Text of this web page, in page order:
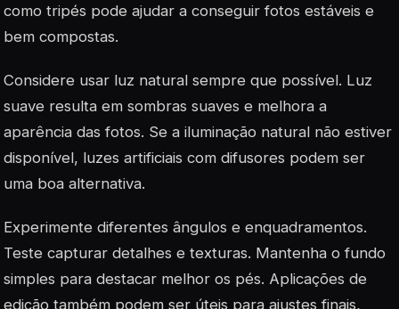
como tripés pode ajudar a conseguir fotos estáveis e
bem compostas.
Considere usar luz natural sempre que possível. Luz
suave resulta em sombras suaves e melhora a
aparência das fotos. Se a iluminação natural não estiver
disponível, luzes artificiais com difusores podem ser
uma boa alternativa.
Experimente diferentes ângulos e enquadramentos.
Teste capturar detalhes e texturas. Mantenha o fundo
simples para destacar melhor os pés. Aplicações de
edição também podem ser úteis para ajustes finais,